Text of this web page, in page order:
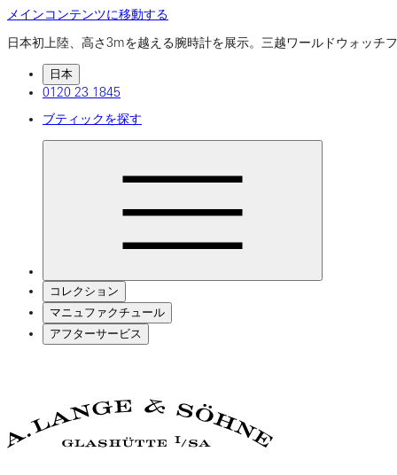
メインコンテンツに移動する
日本初上陸、高さ3mを越える腕時計を展示。三越ワールドウォッ
日本
0120 23 1845
ブティックを探す
コレクション
マニュファクチュール
アフターサービス